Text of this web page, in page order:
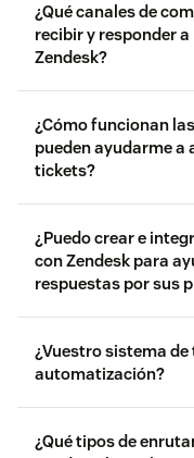
¿Qué canales de
recibir y responder
Zendesk?
¿Cómo funcionan
pueden ayudarme a
tickets?
¿Puedo crear e
con Zendesk para
respuestas por sus
¿Vuestro sistema
automatización?
¿Qué tipos de